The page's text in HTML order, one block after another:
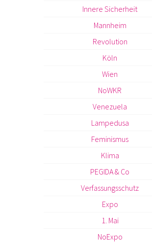
Innere Sicherheit
Mannheim
Revolution
Köln
Wien
NoWKR
Venezuela
Lampedusa
Feminismus
Klima
PEGIDA & Co
Verfassungsschutz
Expo
1. Mai
NoExpo